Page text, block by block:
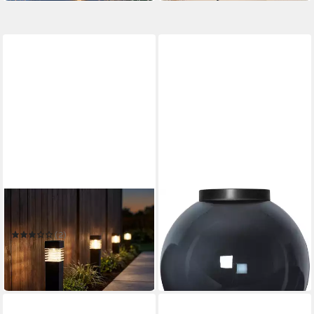
(2)
29,99 €
in 2-3 Werktagen bei dir
STAR TRADING
Außen-Stehlampe
Lampenschirm Orby
35,00 €
in 6-8 Werktagen bei dir